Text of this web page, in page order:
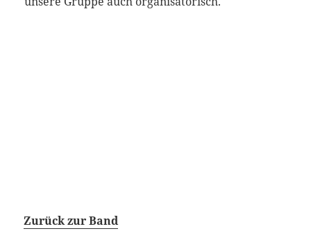
Zurück zur Band